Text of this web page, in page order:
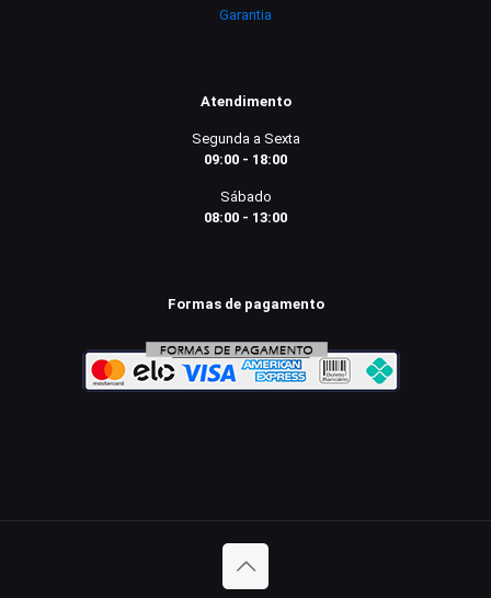
Garantia
Atendimento
Segunda a Sexta
09:00 - 18:00
Sábado
08:00 - 13:00
Formas de pagamento